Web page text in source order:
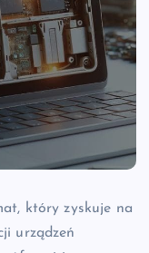
który zyskuje na
urządzeń